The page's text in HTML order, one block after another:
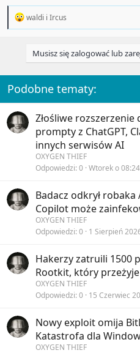
R
i
o
n
s
:
waldi i Ircus
Musisz się zalogować lub
Podobne tematy:
Złośliwe
prompty z ChatGPT,
innych serwisów AI
OXYGEN THIEF
Odpowiedzi 0 Wtorek o 08:24
Badacz odkrył
Copilot może
OXYGEN THIEF
Odpowiedzi 0 1 Sierpień
Hakerzy zatruili 1500
Rootkit, który
OXYGEN THIEF
Odpowiedzi 0 15 Czerwiec
Nowy exploit omija
Katastrofa dla
OXYGEN THIEF